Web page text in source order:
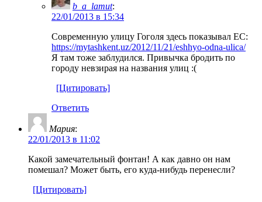
b_a_lamut:
22/01/2013 в 15:34
Современную улицу Гоголя здесь показывал ЕС:
https://mytashkent.uz/2012/11/21/eshhyo-odna-ulica/
Я там тоже заблудился. Привычка бродить по
городу невзирая на названия улиц :(
[Цитировать]
Ответить
Мария:
22/01/2013 в 11:02
Какой замечательный фонтан! А как давно он нам
помешал? Может быть, его куда-нибудь перенесли?
[Цитировать]